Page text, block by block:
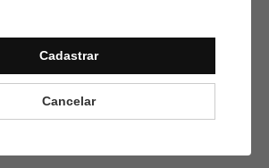
Cadastrar
Cancelar